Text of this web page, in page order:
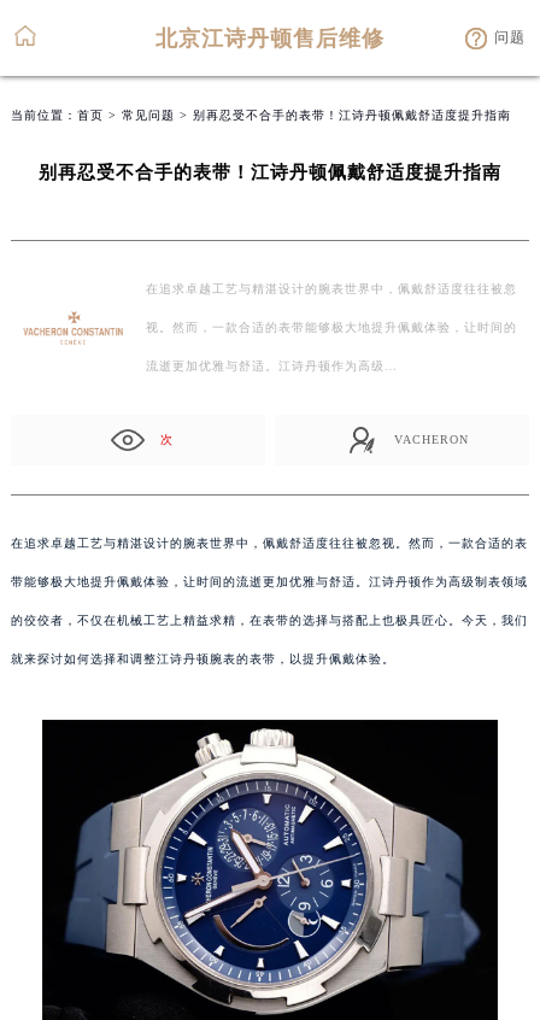
北京江诗丹顿售后维修 问题
当前位置： 首页 > 常见问题 > 别再忍受不合手的表带！江诗丹顿佩戴舒适度提升指南
别再忍受不合手的表带！江诗丹顿佩戴舒适度提升指南
在追求卓越工艺与精湛设计的腕表世界中，佩戴舒适度往往被忽
视。然而，一款合适的表带能够极大地提升佩戴体验，让时间的
流逝更加优雅与舒适。江诗丹顿作为高级…
次 VACHERON
在追求卓越工艺与精湛设计的腕表世界中，佩戴舒适度往往被忽视。然而，一款合适的表
带能够极大地提升佩戴体验，让时间的流逝更加优雅与舒适。江诗丹顿作为高级制表领域
的佼佼者，不仅在机械工艺上精益求精，在表带的选择与搭配上也极具匠心。今天，我们
就来探讨如何选择和调整江诗丹顿腕表的表带，以提升佩戴体验。